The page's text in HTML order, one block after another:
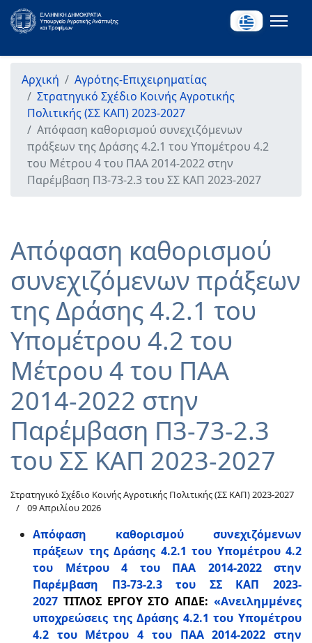
Αρχική
Αγρότης-Επιχειρηματίας
Στρατηγικό Σχέδιο Κοινής Αγροτικής
Πολιτικής (ΣΣ ΚΑΠ) 2023-2027
Απόφαση καθορισμού συνεχιζόμενων
πράξεων της Δράσης 4.2.1 του Υπομέτρου 4.2
του Μέτρου 4 του ΠΑΑ 2014-2022 στην
Παρέμβαση Π3-73-2.3 του ΣΣ ΚΑΠ 2023-2027
Απόφαση καθορισμού
συνεχιζόμενων πράξεων
της Δράσης 4.2.1 του
Υπομέτρου 4.2 του
Μέτρου 4 του ΠΑΑ
2014-2022 στην
Παρέμβαση Π3-73-2.3
του ΣΣ ΚΑΠ 2023-2027
Στρατηγικό Σχέδιο Κοινής Αγροτικής Πολιτικής (ΣΣ ΚΑΠ) 2023-2027
09 Απριλίου 2026
Απόφαση καθορισμού συνεχιζόμενων
πράξεων της Δράσης 4.2.1 του Υπομέτρου 4.2
του Μέτρου 4 του ΠΑΑ 2014-2022 στην
Παρέμβαση Π3-73-2.3 του ΣΣ ΚΑΠ 2023-
2027 ΤΙΤΛΟΣ ΕΡΓΟΥ ΣΤΟ ΑΠΔΕ:«Ανειλημμένες
υποχρεώσεις της Δράσης 4.2.1 του Υπομέτρου
4.2 του Μέτρου 4 του ΠΑΑ 2014-2022 στην